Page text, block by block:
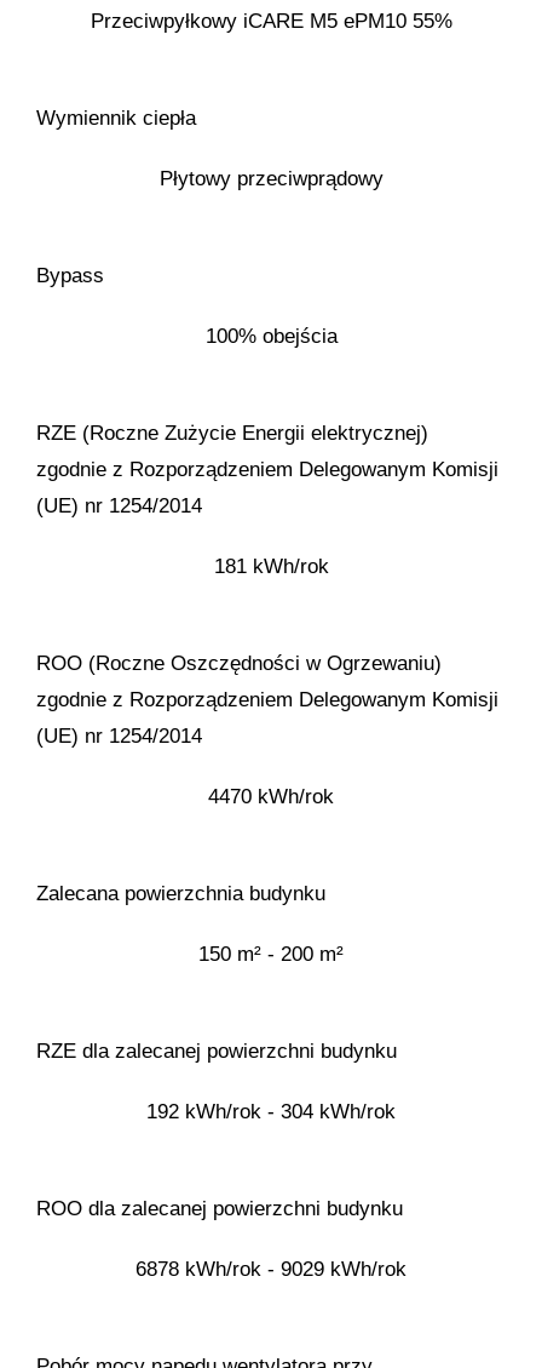
Przeciwpyłkowy iCARE M5 ePM10 55%
Wymiennik ciepła
Płytowy przeciwprądowy
Bypass
100% obejścia
RZE (Roczne Zużycie Energii elektrycznej)
zgodnie z Rozporządzeniem Delegowanym Komisji
(UE) nr 1254/2014
181 kWh/rok
ROO (Roczne Oszczędności w Ogrzewaniu)
zgodnie z Rozporządzeniem Delegowanym Komisji
(UE) nr 1254/2014
4470 kWh/rok
Zalecana powierzchnia budynku
150 m² - 200 m²
RZE dla zalecanej powierzchni budynku
192 kWh/rok - 304 kWh/rok
ROO dla zalecanej powierzchni budynku
6878 kWh/rok - 9029 kWh/rok